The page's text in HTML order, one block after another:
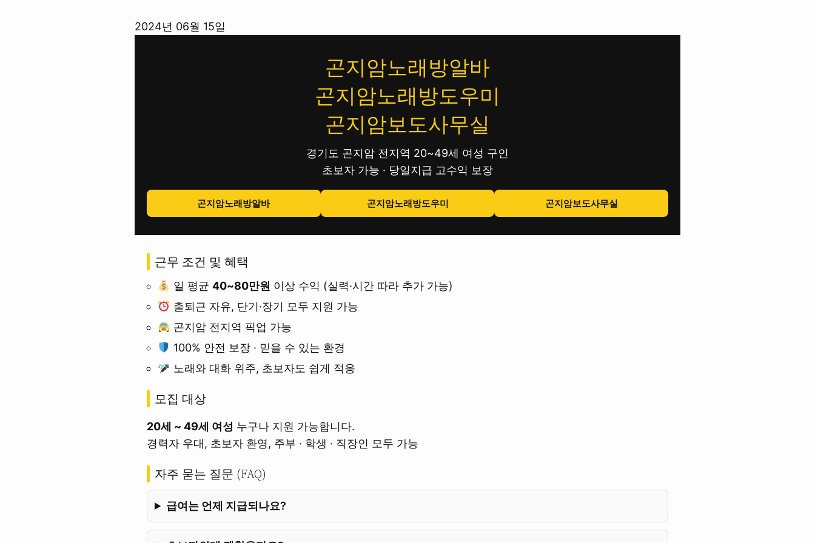
2024년 06월 15일
곤지암노래방알바
곤지암노래방도우미
곤지암보도사무실
경기도 곤지암 전지역 20~49세 여성 구인
초보자 가능 · 당일지급 고수익 보장
곤지암노래방알바 곤지암노래방도우미 곤지암보도사무실
근무 조건 및 혜택
일 평균 40~80만원 이상 수익 (실력·시간 따라 추가 가능)
출퇴근 자유, 단기·장기 모두 지원 가능
곤지암 전지역 픽업 가능
100% 안전 보장 · 믿을 수 있는 환경
노래와 대화 위주, 초보자도 쉽게 적응
모집 대상
20세 ~ 49세 여성 누구나 지원 가능합니다.
경력자 우대, 초보자 환영, 주부 · 학생 · 직장인 모두 가능
자주 묻는 질문 (FAQ)
급여는 언제 지급되나요?